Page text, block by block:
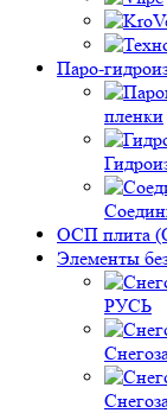
Паро-
пленки
ОСП плита
Элементы
РУСЬ